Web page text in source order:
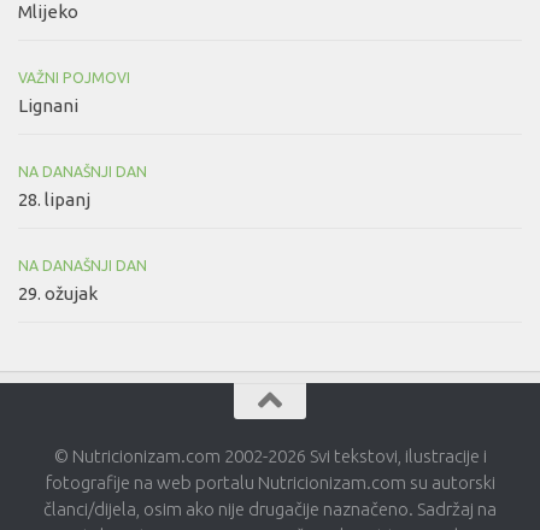
Mlijeko
VAŽNI POJMOVI
Lignani
NA DANAŠNJI DAN
28. lipanj
NA DANAŠNJI DAN
29. ožujak
© Nutricionizam.com 2002-2026 Svi tekstovi, ilustracije i
fotografije na web portalu Nutricionizam.com su autorski
članci/dijela, osim ako nije drugačije naznačeno. Sadržaj na